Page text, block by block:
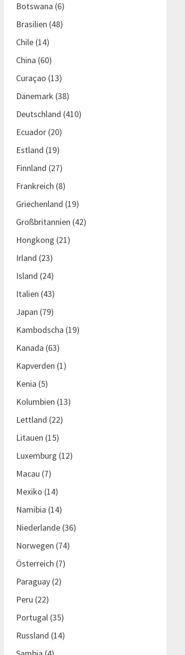
Botswana (6)
Brasilien (48)
Chile(14)
China (60)
Curaçao (13)
Dänemark (38)
Deutschland (410)
Ecuador(20)
Estland (19)
Finnland (27)
Frankreich (8)
Griechenland (19)
Großbritannien (42)
Hongkong (21)
Irland (23)
Island (24)
Italien (43)
Japan (79)
Kambodscha (19)
Kanada (63)
Kapverden (1)
Kenia (5)
Kolumbien (13)
Lettland (22)
Litauen (15)
Luxemburg (12)
Macau (7)
Mexiko (14)
Namibia (14)
Niederlande(36)
Norwegen (74)
Österreich (7)
Paraguay(2)
Peru (22)
Portugal(35)
Russland (14)